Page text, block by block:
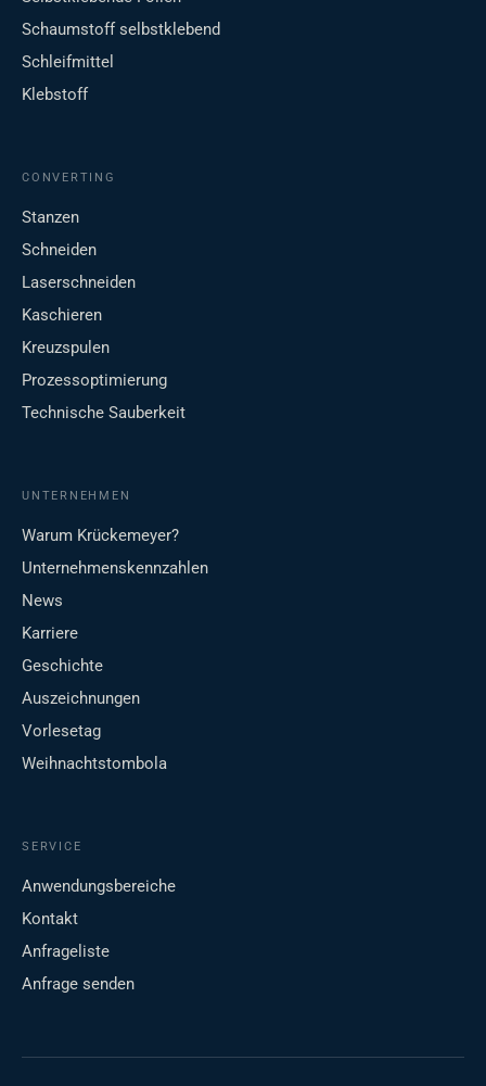
Schaumstoff selbstklebend
Schleifmittel
Klebstoff
CONVERTING
Stanzen
Schneiden
Laserschneiden
Kaschieren
Kreuzspulen
Prozessoptimierung
Technische Sauberkeit
UNTERNEHMEN
Warum Krückemeyer?
Unternehmenskennzahlen
News
Karriere
Geschichte
Auszeichnungen
Vorlesetag
Weihnachtstombola
SERVICE
Anwendungsbereiche
Kontakt
Anfrageliste
Anfrage senden